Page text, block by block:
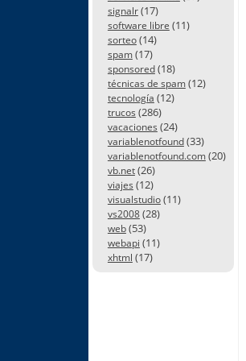
signalr(17)
software libre (11)
sorteo(14)
spam(17)
sponsored(18)
técnicas de spam(12)
tecnología (12)
trucos (286)
vacaciones (24)
variablenotfound(33)
variablenotfound.com(20)
vb.net(26)
viajes (12)
visualstudio(11)
vs2008(28)
web(53)
webapi (11)
xhtml (17)